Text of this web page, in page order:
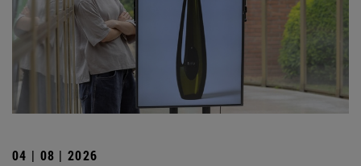
04 | 08 | 2026